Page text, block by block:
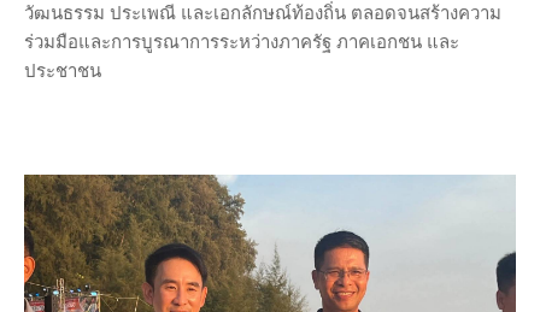
วัฒนธรรม ประเพณี และเอกลักษณ์ท้องถิ่น ตลอดจนสร้างความ
ร่วมมือและการบูรณาการระหว่างภาครัฐ ภาคเอกชน และ
ประชาชน